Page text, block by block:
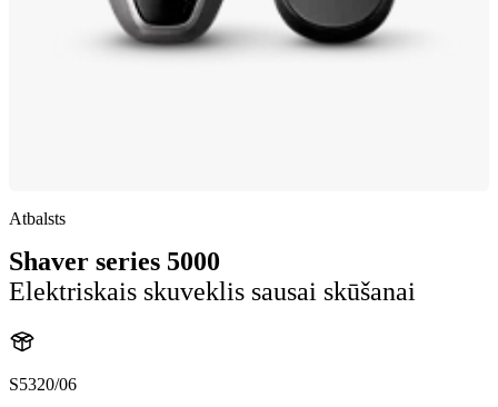
Atbalsts
Shaver series 5000
Elektriskais skuveklis sausai skūšanai
S5320/06